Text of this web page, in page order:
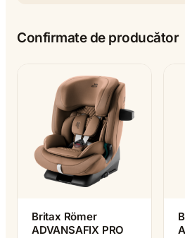
Confirmate de producător
Britax Römer
ADVANSAFIX PRO